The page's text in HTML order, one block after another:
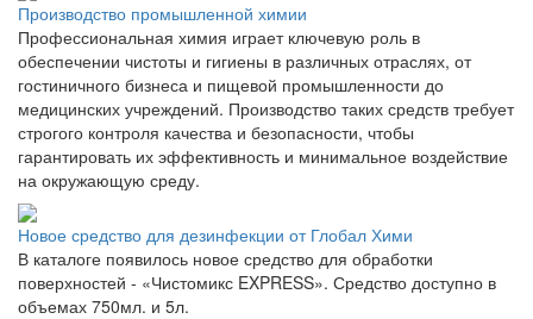
Производство промышленной химии
Профессиональная химия играет ключевую роль в
обеспечении чистоты и гигиены в различных отраслях, от
гостиничного бизнеса и пищевой промышленности до
медицинских учреждений. Производство таких средств требует
строгого контроля качества и безопасности, чтобы
гарантировать их эффективность и минимальное воздействие
на окружающую среду.
Новое средство для дезинфекции от Глобал Хими
В каталоге появилось новое средство для обработки
поверхностей - «Чистомикс EXPRESS». Средство доступно в
объемах 750мл. и 5л.